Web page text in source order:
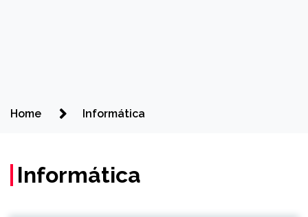
Home Informática
Informática